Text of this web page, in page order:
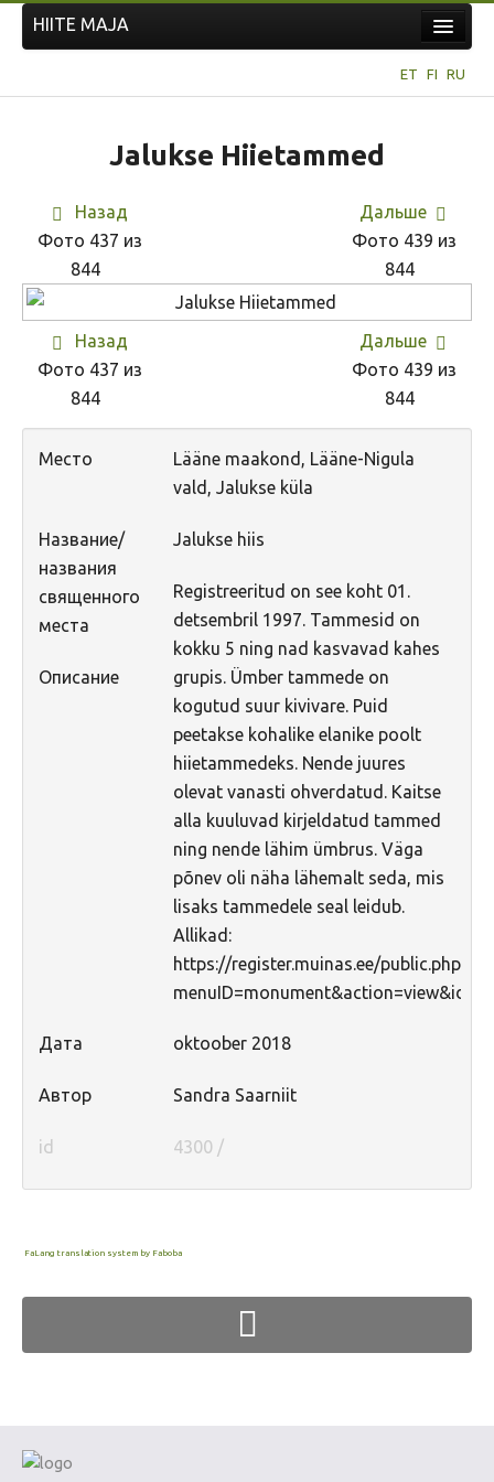
НОВЫЙ ФОТОКОНКУРС
ПРЕДЫДУЩИЕ КОНКУРСЫ
HIITE MAJA
ET FI RU
Jalukse Hiietammed
Назад
Фото 437 из
844
Дальше
Фото 439 из
844
Назад
Фото 437 из
844
Дальше
Фото 439 из
844
Место
Lääne maakond, Lääne-Nigula
vald, Jalukse küla
Название/
названия
священного
места
Jalukse hiis
Описание
Registreeritud on see koht 01.
detsembril 1997. Tammesid on
kokku 5 ning nad kasvavad kahes
grupis. Ümber tammede on
kogutud suur kivivare. Puid
peetakse kohalike elanike poolt
hiietammedeks. Nende juures
olevat vanasti ohverdatud. Kaitse
alla kuuluvad kirjeldatud tammed
ning nende lähim ümbrus. Väga
põnev oli näha lähemalt seda, mis
lisaks tammedele seal leidub.
Allikad:
https://register.muinas.ee/public.php?
Дата oktoober 2018
Автор Sandra Saarniit
id 4300 /
FaLang translation system by Faboba